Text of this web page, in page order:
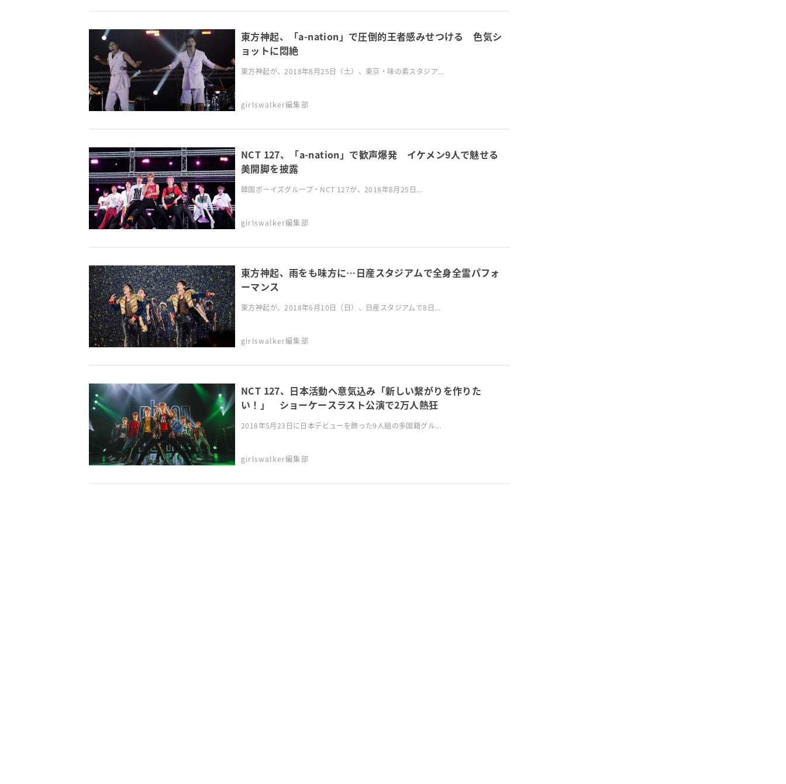
東方神起、「a-nation」で圧倒的王者感みせつける 色気シ
ョットに悶絶
東方神起が、2018年8月25日（土）、東京・味の素スタジア...
girlswalker編集部
NCT 127、「a-nation」で歓声爆発 イケメン9人で魅せる
美開脚を披露
韓国ボーイズグループ・NCT 127が、2018年8月25日...
girlswalker編集部
東方神起、雨をも味方に…日産スタジアムで全身全霊パフォ
ーマンス
東方神起が、2018年6月10日（日）、日産スタジアムで8日...
girlswalker編集部
NCT 127、日本活動へ意気込み「新しい繋がりを作りた
い！」 ショーケースラスト公演で2万人熱狂
2018年5月23日に日本デビューを飾った9人組の多国籍グル...
girlswalker編集部